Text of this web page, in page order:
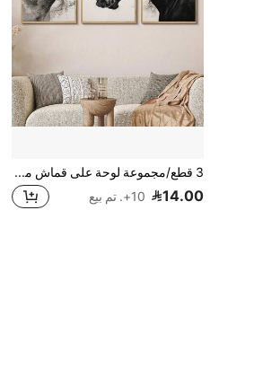
3 قطع/مجموعة لوحة على قماش مؤطرة، مجموعة لوحات جدارية قماشية بالأبيض والأسود لخيل عاديين - لوحة رأس حصان أنيقة - ديكور فني بنمط حيوان للغرفة المعيشية والنوم والمكتب، هدية مثالية للأصدقاء والعائلة، مقاوم للماء
14.00 10+. تم بيع